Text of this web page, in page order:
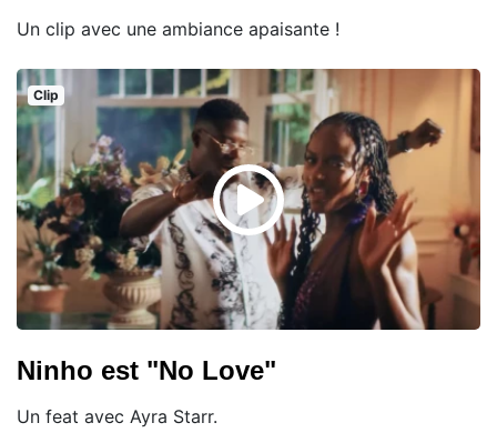
Un clip avec une ambiance apaisante !
Clip
Ninho est "No Love"
Un feat avec Ayra Starr.